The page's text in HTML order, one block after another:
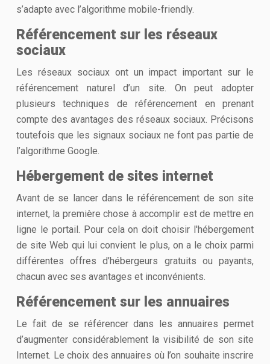
s’adapte avec l’algorithme mobile-friendly.
Référencement sur les réseaux
sociaux
Les réseaux sociaux ont un impact important sur le
référencement naturel d’un site. On peut adopter
plusieurs techniques de référencement en prenant
compte des avantages des réseaux sociaux. Précisons
toutefois que les signaux sociaux ne font pas partie de
l’algorithme Google.
Hébergement de sites internet
Avant de se lancer dans le référencement de son site
internet, la première chose à accomplir est de mettre en
ligne le portail. Pour cela on doit choisir l'hébergement
de site Web qui lui convient le plus, on a le choix parmi
différentes offres d’hébergeurs gratuits ou payants,
chacun avec ses avantages et inconvénients.
Référencement sur les annuaires
Le fait de se référencer dans les annuaires permet
d’augmenter considérablement la visibilité de son site
Internet. Le choix des annuaires où l’on souhaite inscrire